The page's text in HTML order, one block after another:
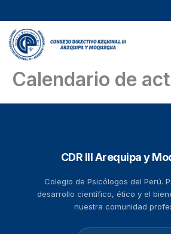
contenido
Calendario de
CDR III Arequipa y
Colegio de Psicólogos del Perú. Promoviendo el
desarrollo científico, ético y el
nuestra comunidad